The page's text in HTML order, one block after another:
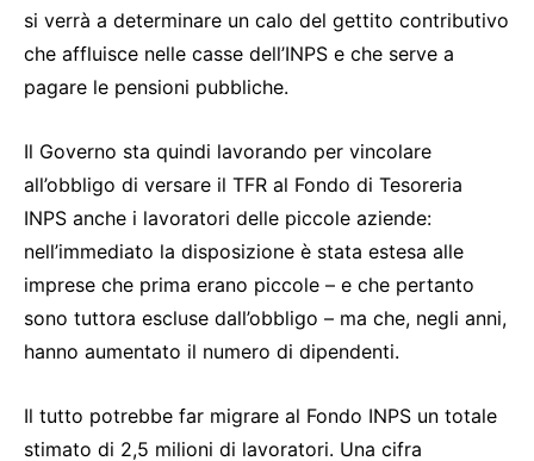
si verrà a determinare un calo del gettito contributivo
che affluisce nelle casse dell’INPS e che serve a
pagare le pensioni pubbliche.
Il Governo sta quindi lavorando per vincolare
all’obbligo di versare il TFR al Fondo di Tesoreria
INPS anche i lavoratori delle piccole aziende:
nell’immediato la disposizione è stata estesa alle
imprese che prima erano piccole – e che pertanto
sono tuttora escluse dall’obbligo – ma che, negli anni,
hanno aumentato il numero di dipendenti.
Il tutto potrebbe far migrare al Fondo INPS un totale
stimato di 2,5 milioni di lavoratori. Una cifra